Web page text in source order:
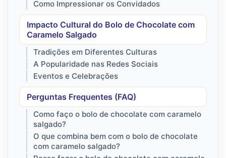
Como Impressionar os Convidados
Impacto Cultural do Bolo de Chocolate com
Caramelo Salgado
Tradições em Diferentes Culturas
A Popularidade nas Redes Sociais
Eventos e Celebrações
Perguntas Frequentes (FAQ)
Como faço o bolo de chocolate com caramelo
salgado?
O que combina bem com o bolo de chocolate
com caramelo salgado?